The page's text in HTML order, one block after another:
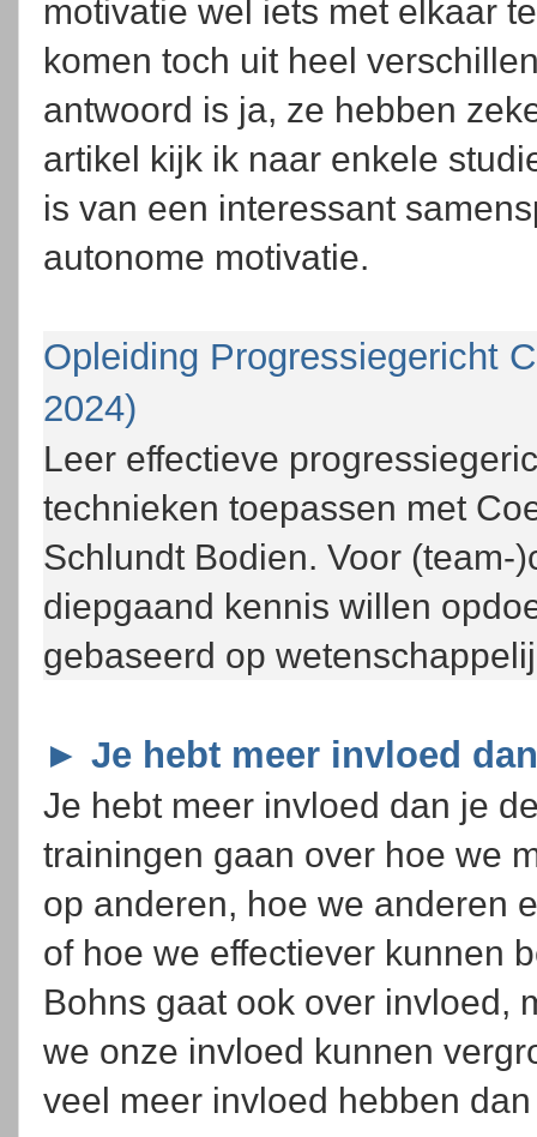
motivatie wel iets met elkaar
komen toch uit heel
antwoord is ja, ze hebben
artikel kijk ik naar enkele
is van een interessant
autonome motivatie.
Opleiding Progressiegericht
2024)
Leer effectieve
technieken toepassen met
Schlundt Bodien. Voor (team-
diepgaand kennis willen
gebaseerd op
► Je hebt meer invloed
Je hebt meer invloed dan je
trainingen gaan over hoe we
op anderen, hoe we anderen
of hoe we effectiever kunnen
Bohns gaat ook over invloed,
we onze invloed kunnen
veel meer invloed hebben